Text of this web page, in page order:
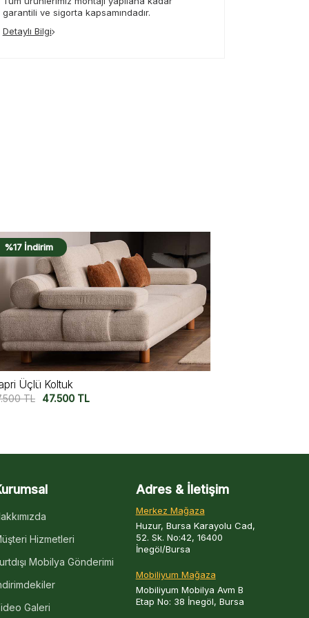
garantili ve sigorta kapsamındadır.
Detaylı Bilgi
%17 İndirim
Üçlü Koltuk V2
TL 47.500 TL
Hizmetleri
Mobilya Gönderimi
Galeri
Adres & İletişim
Merkez Mağaza
Huzur, Bursa Karayolu Cad,
52. Sk. No:42, 16400
İnegöl/Bursa
Mobiliyum Mağaza
Mobiliyum Mobilya Avm B
Etap No: 38 İnegöl, Bursa